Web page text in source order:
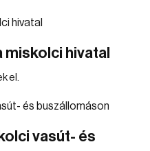
miskolci hivatal
el.
vasút- és